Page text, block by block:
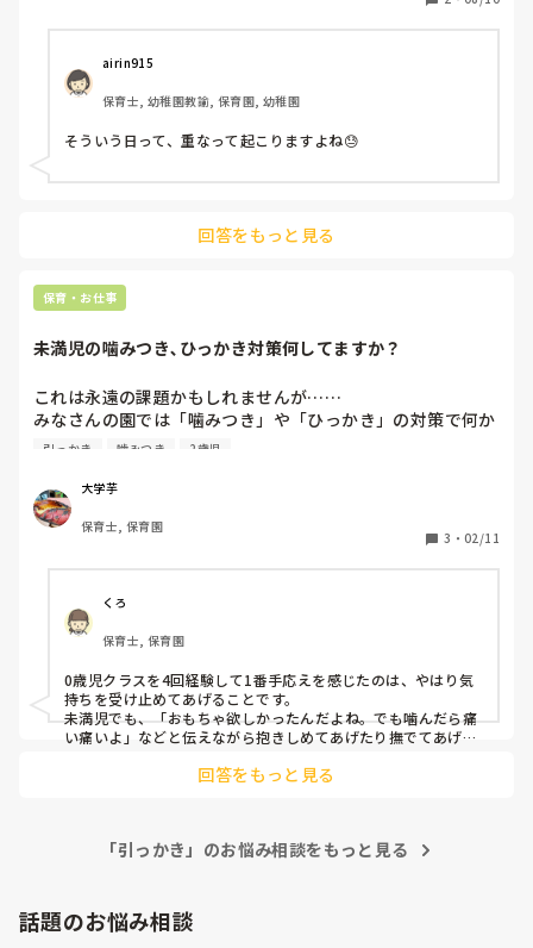
airin915
保育士, 幼稚園教諭, 保育園, 幼稚園
そういう日って、重なって起こりますよね😓
回答をもっと見る
保育・お仕事
未満児の噛みつき､ひっかき対策何してますか？
これは永遠の課題かもしれませんが……
みなさんの園では「噛みつき」や「ひっかき」の対策で何か
工夫されていることは、ありますか⁇
「噛む､引っ掻くことはいけない」と伝えても､なかなか伝わ
りにくい年齢のため声掛けをしても、なくなることはないで
す。
が……ずっとその子ども（特に噛みつきや引っ掻きが多い）
に張り付いていることも難しく、ついている範囲では阻止で
きますが、そうではないとやはりトラブルが増えてしまいま
噛みつき､ひっかきは大人も子どももピリついた雰囲気にな
りがちなので､何かいい対策はないか…と悩んでいます💦
引っかき 噛みつき 2歳児
大学芋
保育士, 保育園
3 ・ 02/11
くろ
保育士, 保育園
0歳児クラスを4回経験して1番手応えを感じたのは、やはり気
持ちを受け止めてあげることです。
未満児でも、「おもちゃ欲しかったんだよね。でも噛んだら痛
い痛いよ」などと伝えながら抱きしめてあげたり撫でてあげる
「いけない！」と言う前に、是非！
回答をもっと見る
「引っかき」のお悩み相談をもっと見る
話題のお悩み相談